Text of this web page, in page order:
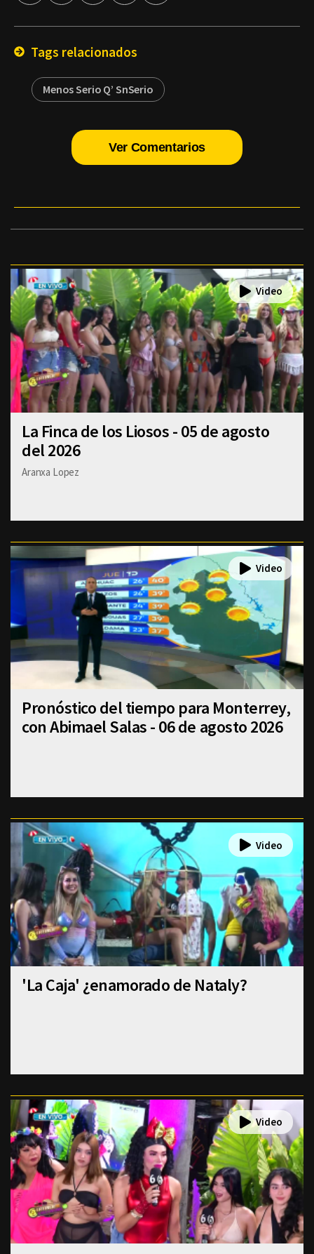
por
Tags relacionados
Menos Serio Q’ SnSerio
Ver Comentarios
La Finca de los Liosos - 05 de agosto
del 2026
Aranxa Lopez
Pronóstico del tiempo para Monterrey,
con Abimael Salas - 06 de agosto 2026
'La Caja' ¿enamorado de Nataly?